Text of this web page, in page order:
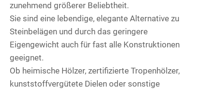
zunehmend größerer Beliebtheit.
Sie sind eine lebendige, elegante Alternative zu
Steinbelägen und durch das geringere
Eigengewicht auch für fast alle Konstruktionen
geeignet.
Ob heimische Hölzer, zertifizierte Tropenhölzer,
kunststoffvergütete Dielen oder sonstige